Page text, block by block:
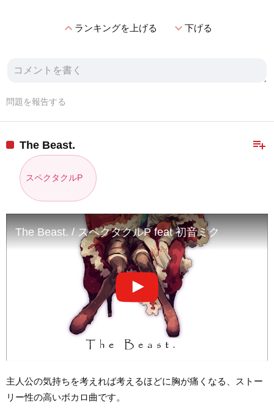
expand_lessランキングを上げる expand_more下げる
問題を報告する
playlist_add
The Beast.
スペクタクルP
The Beast. / スペクタクルP feat 初音ミク
主人公の気持ちを考えれば考えるほどに胸が痛くなる、ストー
リー性の高いボカロ曲です。